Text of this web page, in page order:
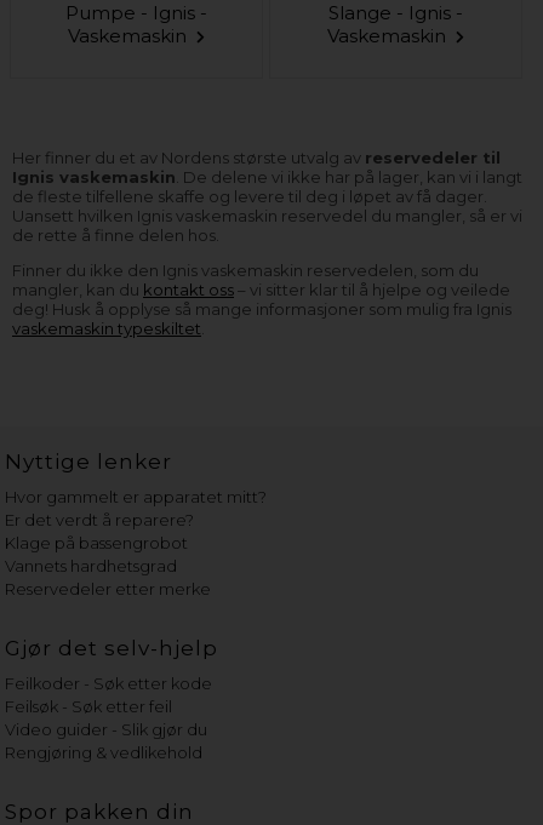
Pumpe - Ignis -
Vaskemaskin
Slange - Ignis -
Vaskemaskin
Her finner du et av Nordens største utvalg av reservedeler til
Ignis vaskemaskin . De delene vi ikke har på lager, kan vi i langt
de fleste tilfellene skaffe og levere til deg i løpet av få dager.
Uansett hvilken Ignis vaskemaskin reservedel du mangler, så er vi
de rette å finne delen hos.
Finner du ikke den Ignis vaskemaskin reservedelen, som du
mangler, kan du kontakt oss– vi sitter klar til å hjelpe og veilede
deg! Husk å opplyse så mange informasjoner som mulig fra Ignis
vaskemaskin typeskiltet
Nyttige lenker
Hvor gammelt er apparatet mitt?
Er det verdt å reparere?
Klage på bassengrobot
Vannets hardhetsgrad
Reservedeler etter merke
Gjør det selv-hjelp
Feilkoder - Søk etter kode
Feilsøk - Søk etter feil
Video guider - Slik gjør du
Rengjøring & vedlikehold
Spor pakken din